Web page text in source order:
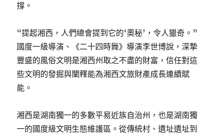
撐。
“提起湘西，人們總會提到它的‘奧秘’，令人獵奇。”
國度一級導演、《二十四時舞》導演李世博說，深摯
豐盛的風俗文明是湘西州取之不盡的財富，信任對這
些文明的發掘與闡釋能為湘西文旅財產成長連續賦
能。
湘西是湖南獨一的多數平易近族自治州，也是湖南獨
一的國度級文明生態維護區。從傳統村、遺址遺址到